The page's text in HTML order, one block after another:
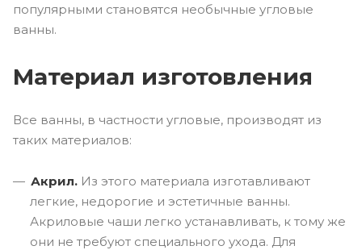
популярными становятся необычные угловые
ванны.
Материал изготовления
Все ванны, в частности угловые, производят из
таких материалов:
Акрил. Из этого материала изготавливают
легкие, недорогие и эстетичные ванны.
Акриловые чаши легко устанавливать, к тому же
они не требуют специального ухода. Для